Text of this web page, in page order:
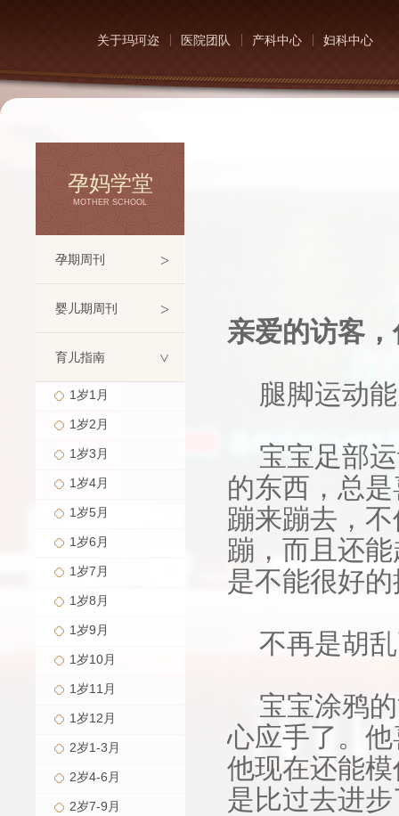
关于玛珂迩 医院团队 产科中心 妇科中心
孕妈学堂
MOTHER SCHOOL
孕期周刊 >
婴儿期周刊 >
育儿指南 >
1岁1月
1岁2月
1岁3月
1岁4月
1岁5月
1岁6月
1岁7月
1岁8月
1岁9月
1岁10月
1岁11月
1岁12月
2岁1-3月
2岁4-6月
2岁7-9月
亲爱的访客
腿脚运动能
宝宝足部
的东西，总
蹦来蹦去，
蹦，而且还
是不能很好
不再是胡
宝宝涂鸦
心应手了。
他现在还能
是比过去进